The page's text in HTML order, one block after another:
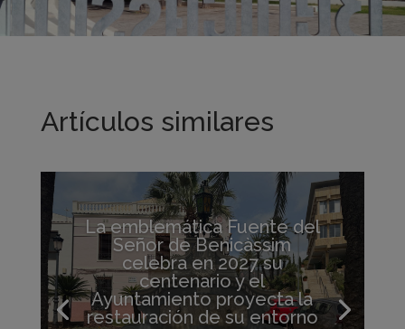
Artículos similares
La emblemática Fuente del
Señor de Benicàssim
celebra en 2027 su
centenario y el
Ayuntamiento proyecta la
restauración de su entorno